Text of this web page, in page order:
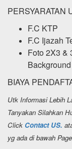
PERSYARATAN
F.C KTP
F.C Ijazah
Foto 2X3 &
BIAYA
Utk Informasi Lebih
Tanyakan Silahkan
Click Contact US.
yg ada di bawah